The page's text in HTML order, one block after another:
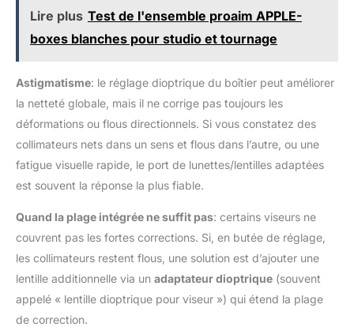
Lire plus Test de l'ensemble proaim APPLE-
boxes blanches pour studio et tournage
Astigmatisme: le réglage dioptrique du boîtier peut améliorer
la netteté globale, mais il ne corrige pas toujours les
déformations ou flous directionnels. Si vous constatez des
collimateurs nets dans un sens et flous dans l’autre, ou une
fatigue visuelle rapide, le port de lunettes/lentilles adaptées
est souvent la réponse la plus fiable.
Quand la plage intégrée ne suffit pas: certains viseurs ne
couvrent pas les fortes corrections. Si, en butée de réglage,
les collimateurs restent flous, une solution est d’ajouter une
lentille additionnelle via un adaptateur dioptrique (souvent
appelé « lentille dioptrique pour viseur ») qui étend la plage
de correction.